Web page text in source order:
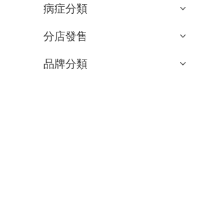
病症分類
分店發售
品牌分類